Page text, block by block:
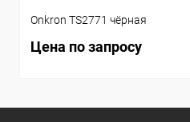
Onkron TS2771 чёрная
Цена по запросу